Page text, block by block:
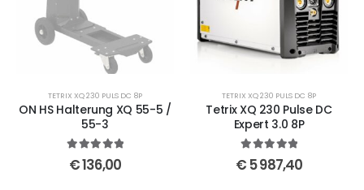
TETRIX XQ 230 PULS DC 8P
ON HS Halterung XQ 55-5 /
55-3
out of 5
€136,00
TETRIX XQ 230 PULS DC 8P
Tetrix XQ 230 Pulse DC
Expert 3.0 8P
out of 5
€5 987,40